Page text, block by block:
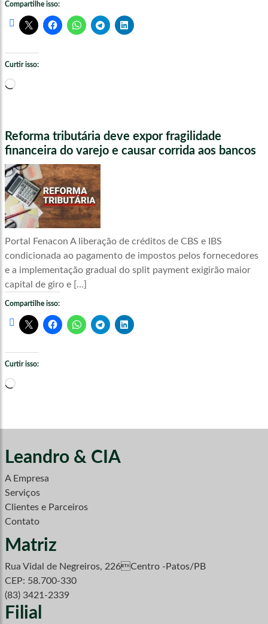
Compartilhe isso:
Curtir isso:
Carregando...
Reforma tributária deve expor fragilidade
financeira do varejo e causar corrida aos bancos
Portal Fenacon A liberação de créditos de CBS e IBS
condicionada ao pagamento de impostos pelos fornecedores
e a implementação gradual do split payment exigirão maior
capital de giro e […]
Compartilhe isso:
Curtir isso:
Carregando...
Leandro & CIA
A Empresa
Serviços
Clientes e Parceiros
Contato
Matriz
Rua Vidal de Negreiros, 226Centro -Patos/PB
CEP: 58.700-330
(83) 3421-2339
Filial